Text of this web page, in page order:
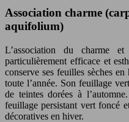
Association charme
aquifolium)
L’association du charme
particulièrement efficace et
conserve ses feuilles sèches
toute l’année. Son feuillage
de teintes dorées à
feuillage persistant vert foncé
décoratives en hiver.